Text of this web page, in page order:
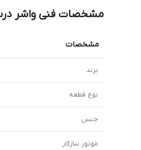
مشخصات فنی واشر
مشخصات
برند
نوع قطعه
جنس
موتور سازگار